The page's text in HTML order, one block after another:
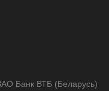
Банк ВТБ (Беларусь)